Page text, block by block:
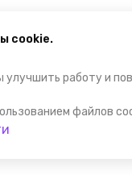
cookie.
работу и
файлов